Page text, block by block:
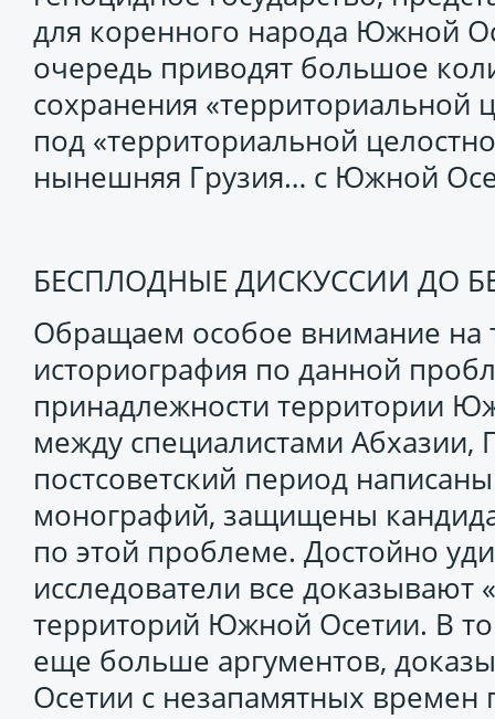
для коренного народа Южной
очередь приводят большое
сохранения «территориальной
под «территориальной
нынешняя Грузия… с Южной
БЕСПЛОДНЫЕ ДИСКУССИИ ДО
Обращаем особое внимание на
историография по данной
принадлежности территории
между специалистами Абхазии,
постсоветский период
монографий, защищены
по этой проблеме. Достойно
исследователи все доказывают
территорий Южной Осетии. В
еще больше аргументов,
Осетии с незапамятных